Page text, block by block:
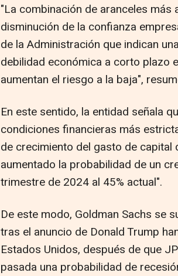
"La combinación de aranceles
disminución de la confianza
de la Administración que indican
debilidad económica a corto plazo
aumentan el riesgo a la baja",
En este sentido, la entidad señala
condiciones financieras más
de crecimiento del gasto de capital
aumentado la probabilidad de un
trimestre de 2024 al 45% actual".
De este modo, Goldman Sachs se
tras el anuncio de Donald Trump
Estados Unidos, después de que
pasada una probabilidad de